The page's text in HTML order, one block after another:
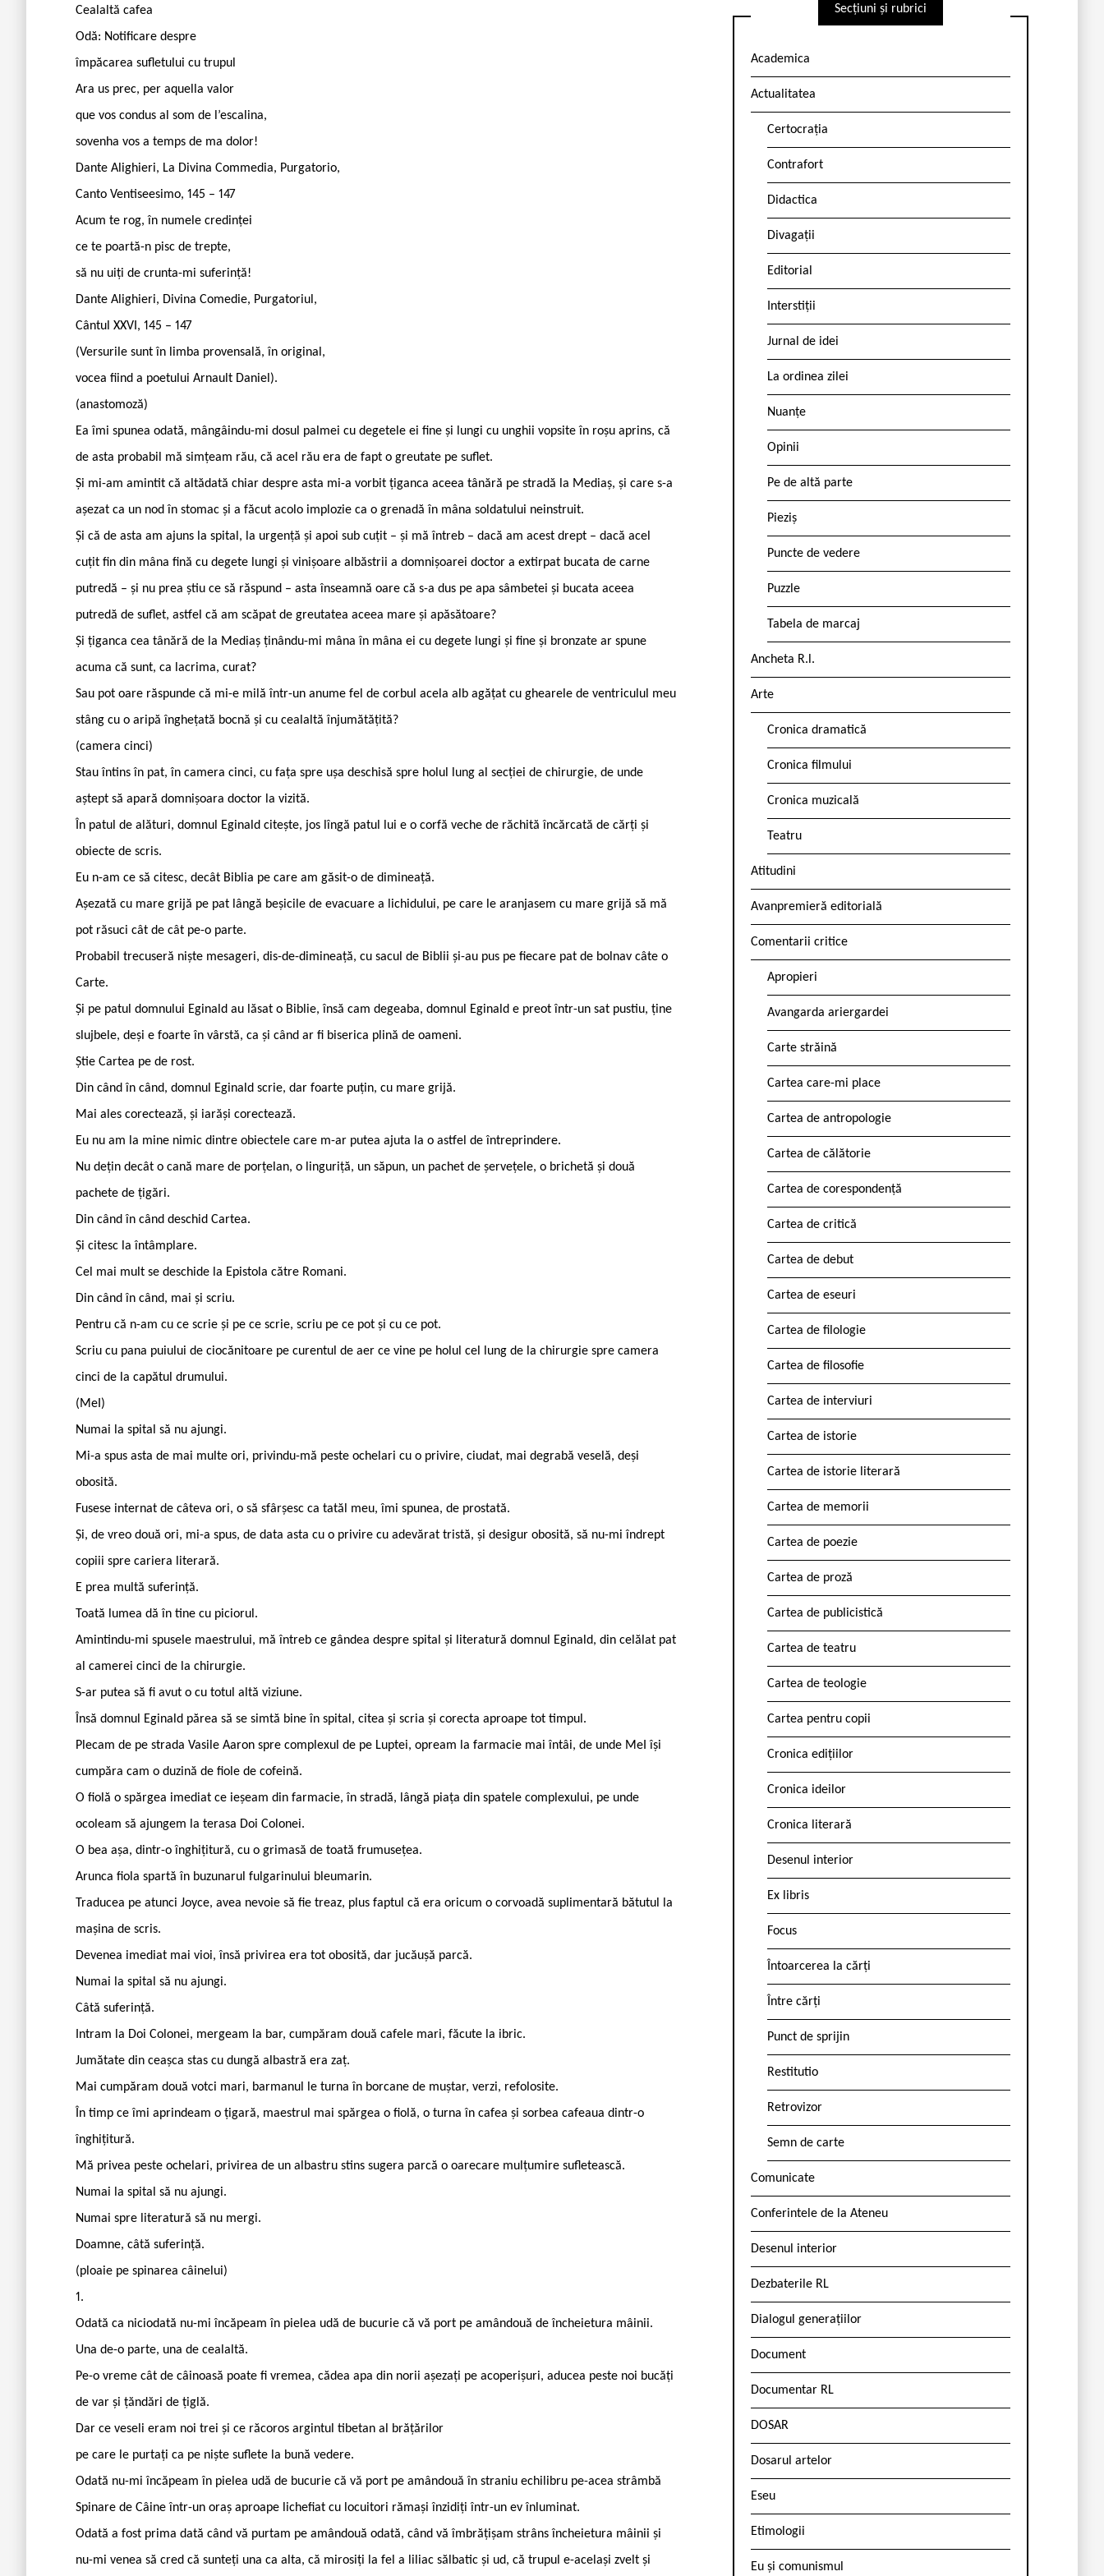
Cealaltă cafea
Odă: Notificare despre
împăcarea sufletului cu trupul
Ara us prec, per aquella valor
que vos condus al som de l’escalina,
sovenha vos a temps de ma dolor!
Dante Alighieri, La Divina Commedia, Purgatorio,
Canto Ventiseesimo, 145 – 147
Acum te rog, în numele credinței
ce te poartă-n pisc de trepte,
să nu uiți de crunta-mi suferință!
Dante Alighieri, Divina Comedie, Purgatoriul,
Cântul XXVI, 145 – 147
(Versurile sunt în limba provensală, în original,
vocea fiind a poetului Arnault Daniel).
(anastomoză)
Ea îmi spunea odată, mângâindu-mi dosul palmei cu degetele ei fine și lungi cu unghii vopsite în roșu aprins, că
de asta probabil mă simțeam rău, că acel rău era de fapt o greutate pe suflet.
Și mi-am amintit că altădată chiar despre asta mi-a vorbit țiganca aceea tânără pe stradă la Mediaș, și care s-a
așezat ca un nod în stomac și a făcut acolo implozie ca o grenadă în mâna soldatului neinstruit.
Și că de asta am ajuns la spital, la urgență și apoi sub cuțit – și mă întreb – dacă am acest drept – dacă acel
cuțit fin din mâna fină cu degete lungi și vinișoare albăstrii a domnișoarei doctor a extirpat bucata de carne
putredă – și nu prea știu ce să răspund – asta înseamnă oare că s-a dus pe apa sâmbetei și bucata aceea
putredă de suflet, astfel că am scăpat de greutatea aceea mare și apăsătoare?
Și țiganca cea tânără de la Mediaș ținându-mi mâna în mâna ei cu degete lungi și fine și bronzate ar spune
acuma că sunt, ca lacrima, curat?
Sau pot oare răspunde că mi-e milă într-un anume fel de corbul acela alb agățat cu ghearele de ventriculul meu
stâng cu o aripă înghețată bocnă și cu cealaltă înjumătățită?
(camera cinci)
Stau întins în pat, în camera cinci, cu fața spre ușa deschisă spre holul lung al secției de chirurgie, de unde
aștept să apară domnișoara doctor la vizită.
În patul de alături, domnul Eginald citește, jos lîngă patul lui e o corfă veche de răchită încărcată de cărți și
obiecte de scris.
Eu n-am ce să citesc, decât Biblia pe care am găsit-o de dimineață.
Așezată cu mare grijă pe pat lângă beșicile de evacuare a lichidului, pe care le aranjasem cu mare grijă să mă
pot răsuci cât de cât pe-o parte.
Probabil trecuseră niște mesageri, dis-de-dimineață, cu sacul de Biblii și-au pus pe fiecare pat de bolnav câte o
Carte.
Și pe patul domnului Eginald au lăsat o Biblie, însă cam degeaba, domnul Eginald e preot într-un sat pustiu, ține
slujbele, deși e foarte în vârstă, ca și când ar fi biserica plină de oameni.
Știe Cartea pe de rost.
Din când în când, domnul Eginald scrie, dar foarte puțin, cu mare grijă.
Mai ales corectează, și iarăși corectează.
Eu nu am la mine nimic dintre obiectele care m-ar putea ajuta la o astfel de întreprindere.
Nu dețin decât o cană mare de porțelan, o linguriță, un săpun, un pachet de șervețele, o brichetă și două
pachete de țigări.
Din când în când deschid Cartea.
Și citesc la întâmplare.
Cel mai mult se deschide la Epistola către Romani.
Din când în când, mai și scriu.
Pentru că n-am cu ce scrie și pe ce scrie, scriu pe ce pot și cu ce pot.
Scriu cu pana puiului de ciocănitoare pe curentul de aer ce vine pe holul cel lung de la chirurgie spre camera
cinci de la capătul drumului.
(MeI)
Numai la spital să nu ajungi.
Mi-a spus asta de mai multe ori, privindu-mă peste ochelari cu o privire, ciudat, mai degrabă veselă, deși
obosită.
Fusese internat de câteva ori, o să sfârșesc ca tatăl meu, îmi spunea, de prostată.
Și, de vreo două ori, mi-a spus, de data asta cu o privire cu adevărat tristă, și desigur obosită, să nu-mi îndrept
copiii spre cariera literară.
E prea multă suferință.
Toată lumea dă în tine cu piciorul.
Amintindu-mi spusele maestrului, mă întreb ce gândea despre spital și literatură domnul Eginald, din celălat pat
al camerei cinci de la chirurgie.
S-ar putea să fi avut o cu totul altă viziune.
Însă domnul Eginald părea să se simtă bine în spital, citea și scria și corecta aproape tot timpul.
Plecam de pe strada Vasile Aaron spre complexul de pe Luptei, opream la farmacie mai întâi, de unde MeI își
cumpăra cam o duzină de fiole de cofeină.
O fiolă o spărgea imediat ce ieșeam din farmacie, în stradă, lângă piața din spatele complexului, pe unde
ocoleam să ajungem la terasa Doi Colonei.
O bea așa, dintr-o înghițitură, cu o grimasă de toată frumusețea.
Arunca fiola spartă în buzunarul fulgarinului bleumarin.
Traducea pe atunci Joyce, avea nevoie să fie treaz, plus faptul că era oricum o corvoadă suplimentară bătutul la
mașina de scris.
Devenea imediat mai vioi, însă privirea era tot obosită, dar jucăușă parcă.
Numai la spital să nu ajungi.
Câtă suferință.
Intram la Doi Colonei, mergeam la bar, cumpăram două cafele mari, făcute la ibric.
Jumătate din ceașca stas cu dungă albastră era zaț.
Mai cumpăram două votci mari, barmanul le turna în borcane de muștar, verzi, refolosite.
În timp ce îmi aprindeam o țigară, maestrul mai spărgea o fiolă, o turna în cafea și sorbea cafeaua dintr-o
înghițitură.
Mă privea peste ochelari, privirea de un albastru stins sugera parcă o oarecare mulțumire sufletească.
Numai la spital să nu ajungi.
Numai spre literatură să nu mergi.
Doamne, câtă suferință.
(ploaie pe spinarea câinelui)
1.
Odată ca niciodată nu-mi încăpeam în pielea udă de bucurie că vă port pe amândouă de încheietura mâinii.
Una de-o parte, una de cealaltă.
Pe-o vreme cât de câinoasă poate fi vremea, cădea apa din norii așezați pe acoperișuri, aducea peste noi bucăți
de var și țăndări de țiglă.
Dar ce veseli eram noi trei și ce răcoros argintul tibetan al brățărilor
pe care le purtați ca pe niște suflete la bună vedere.
Odată nu-mi încăpeam în pielea udă de bucurie că vă port pe amândouă în straniu echilibru pe-acea strâmbă
Spinare de Câine într-un oraș aproape lichefiat cu locuitori rămași înzidiți într-un ev înluminat.
Odată a fost prima dată când vă purtam pe amândouă odată, când vă îmbrățișam strâns încheietura mâinii și
nu-mi venea să cred că sunteți una ca alta, că mirosiți la fel a liliac sălbatic și ud, că trupul e-același zvelt și
Secțiuni și rubrici
Academica
Actualitatea
Certocrația
Contrafort
Didactica
Divagații
Editorial
Interstiții
Jurnal de idei
La ordinea zilei
Nuanțe
Opinii
Pe de altă parte
Pieziș
Puncte de vedere
Puzzle
Tabela de marcaj
Ancheta R.l.
Arte
Cronica dramatică
Cronica filmului
Cronica muzicală
Teatru
Atitudini
Avanpremieră editorială
Comentarii critice
Apropieri
Avangarda ariergardei
Carte străină
Cartea care-mi place
Cartea de antropologie
Cartea de călătorie
Cartea de corespondență
Cartea de critică
Cartea de debut
Cartea de eseuri
Cartea de filologie
Cartea de filosofie
Cartea de interviuri
Cartea de istorie
Cartea de istorie literară
Cartea de memorii
Cartea de poezie
Cartea de proză
Cartea de publicistică
Cartea de teatru
Cartea de teologie
Cartea pentru copii
Cronica edițiilor
Cronica ideilor
Cronica literară
Desenul interior
Ex libris
Focus
Întoarcerea la cărți
Între cărți
Punct de sprijin
Restitutio
Retrovizor
Semn de carte
Comunicate
Conferintele de la Ateneu
Desenul interior
Dezbaterile RL
Dialogul generațiilor
Document
Documentar RL
DOSAR
Dosarul artelor
Eseu
Etimologii
Eu și comunismul